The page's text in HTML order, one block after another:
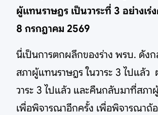
ผู้แทนราษฎร เป็นวาระที่ 3 อย่างเร่
8 กรกฎาคม 2569
นี่เป็นการตกผลึกของร่าง พรบ. ดัง
สภาผู้แทนราษฎร ในวาระ 3 ไปแล้ว
วาระ 3 ไปแล้ว และคืนกลับมาที่สภา
เพื่อพิจารณาอีกครั้ง เพื่อพิจารณาถ้